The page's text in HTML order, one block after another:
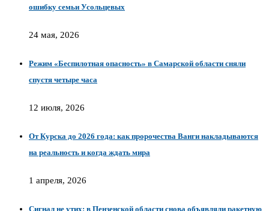
ошибку семьи Усольцевых
24 мая, 2026
Режим «Беспилотная опасность» в Самарской области сняли
спустя четыре часа
12 июля, 2026
От Курска до 2026 года: как пророчества Ванги накладываются
на реальность и когда ждать мира
1 апреля, 2026
Сигнал не утих: в Пензенской области снова объявляли ракетную